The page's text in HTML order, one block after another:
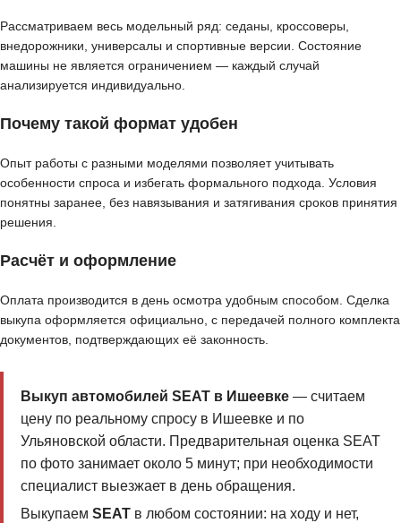
Рассматриваем весь модельный ряд: седаны, кроссоверы,
внедорожники, универсалы и спортивные версии. Состояние
машины не является ограничением — каждый случай
анализируется индивидуально.
Почему такой формат удобен
Опыт работы с разными моделями позволяет учитывать
особенности спроса и избегать формального подхода. Условия
понятны заранее, без навязывания и затягивания сроков принятия
решения.
Расчёт и оформление
Оплата производится в день осмотра удобным способом. Сделка
выкупа оформляется официально, с передачей полного комплекта
документов, подтверждающих её законность.
Выкуп автомобилей SEAT в Ишеевке— считаем
цену по реальному спросу в Ишеевке и по
Ульяновской области. Предварительная оценка SEAT
по фото занимает около 5 минут; при необходимости
специалист выезжает в день обращения.
Выкупаем SEATв любом состоянии: на ходу и нет,